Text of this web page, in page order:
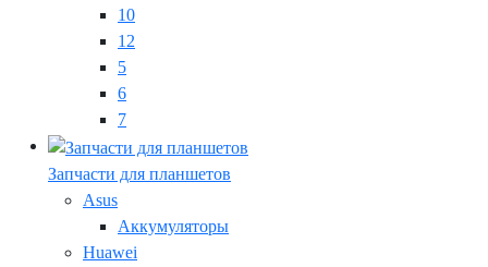
10
12
5
6
7
Запчасти для планшетов
Asus
Аккумуляторы
Huawei